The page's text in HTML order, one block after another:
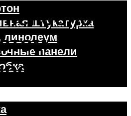
штукатурка
линолеум
панели
–